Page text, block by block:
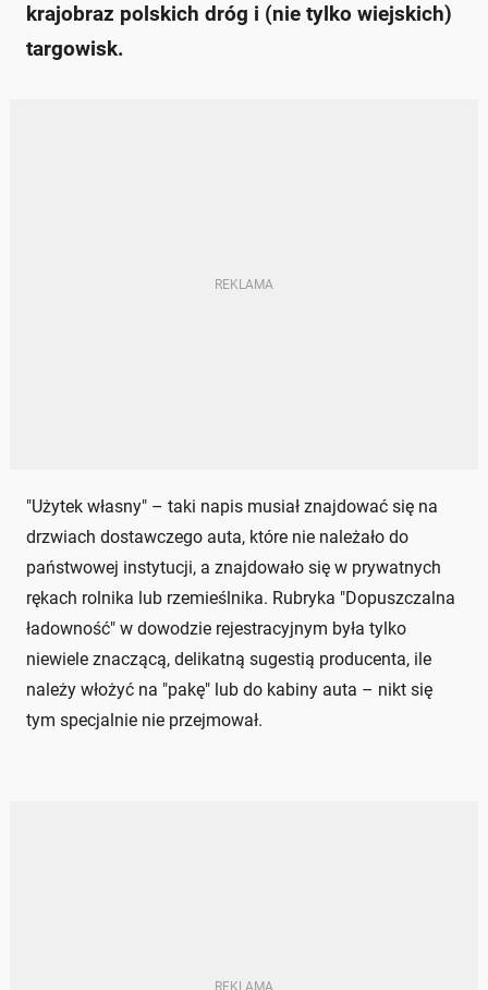
krajobraz polskich dróg i (nie tylko wiejskich)
targowisk.
"Użytek własny" – taki napis musiał znajdować się na
drzwiach dostawczego auta, które nie należało do
państwowej instytucji, a znajdowało się w prywatnych
rękach rolnika lub rzemieślnika. Rubryka "Dopuszczalna
ładowność" w dowodzie rejestracyjnym była tylko
niewiele znaczącą, delikatną sugestią producenta, ile
należy włożyć na "pakę" lub do kabiny auta – nikt się
tym specjalnie nie przejmował.